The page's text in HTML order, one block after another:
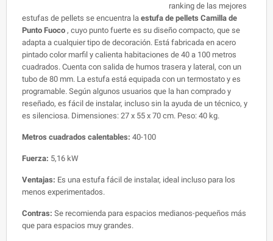
ranking de las mejores
estufas de pellets se encuentra la estufa de pellets Camilla de
Punto Fuoco , cuyo punto fuerte es su diseño compacto, que se
adapta a cualquier tipo de decoración. Está fabricada en acero
pintado color marfil y calienta habitaciones de 40 a 100 metros
cuadrados. Cuenta con salida de humos trasera y lateral, con un
tubo de 80 mm. La estufa está equipada con un termostato y es
programable. Según algunos usuarios que la han comprado y
reseñado, es fácil de instalar, incluso sin la ayuda de un técnico, y
es silenciosa. Dimensiones: 27 x 55 x 70 cm. Peso: 40 kg.
Metros cuadrados calentables: 40-100
Fuerza: 5,16 kW
Ventajas: Es una estufa fácil de instalar, ideal incluso para los
menos experimentados.
Contras: Se recomienda para espacios medianos-pequeños más
que para espacios muy grandes.